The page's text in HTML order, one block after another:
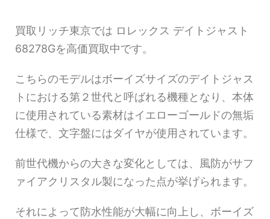
買取リッチ東京では ロレックス デイトジャスト
68278Gを高価買取中です。
こちらのモデルはボーイズサイズのデイトジャス
トにおける第２世代と呼ばれる機種となり、本体
に使用されている素材はイエローゴールドの無垢
仕様で、文字盤にはダイヤが使用されています。
前世代機からの大きな変化としては、風防がサフ
ァイアクリスタル製になった点が挙げられます。
それによって防水性能が大幅に向上し、ボーイズ